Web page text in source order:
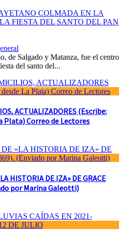
COLMADA EN LA
FIESTA DEL SANTO DEL PAN
de Salgado y Matanza, fue el centro
del santo del...
ACTUALIZADORES (Escribe:
Plata) Correo de Lectores
HISTORIA DE IZA» DE GRACE
por Marina Galeotti)